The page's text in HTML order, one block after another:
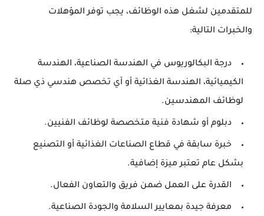
للمتقدمين لشغل هذه الوظائف، يجب توفر المؤهلات
والخبرات التالية:
درجة البكالوريوس في الهندسة الصناعية، الهندسة
الكيميائية، الهندسة الغذائية أو أي تخصص هندسي ذي صلة
لوظائف المهندسين.
دبلوم أو شهادة فنية متخصصة لوظائف الفنيين.
خبرة سابقة في قطاع الصناعات الغذائية أو التصنيع
بشكل عام تعتبر ميزة إضافية.
القدرة على العمل ضمن فريق والتعاون الفعال.
معرفة جيدة بمعايير السلامة والجودة الصناعية.